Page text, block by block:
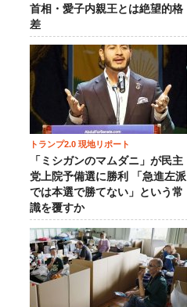
首相・愛子内親王とは絶望的格
差
トランプ2.0 現地リポート
「ミシガンのマムダニ」が民主
党上院予備選に勝利 「急進左派
では本選で勝てない」という常
識を覆すか